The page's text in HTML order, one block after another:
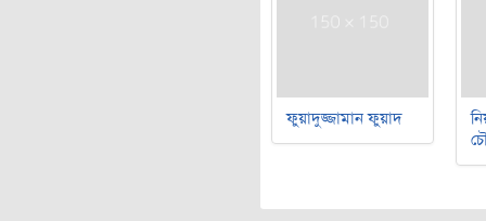
ফুয়াদুজ্জামান ফুয়াদ